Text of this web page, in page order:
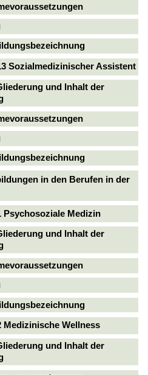
Sozialmedizinischer Assistent
und Inhalt der
in den Berufen in der
Psychosoziale Medizin
und Inhalt der
Medizinische Wellness
und Inhalt der